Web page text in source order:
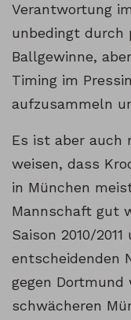
Verantwortung
unbedingt durch
Ballgewinne,
Timing im
aufzusammeln
Es ist aber auch
weisen, dass
in München
Mannschaft gut
Saison 2010/
entscheidenden
gegen Dortmund
schwächeren